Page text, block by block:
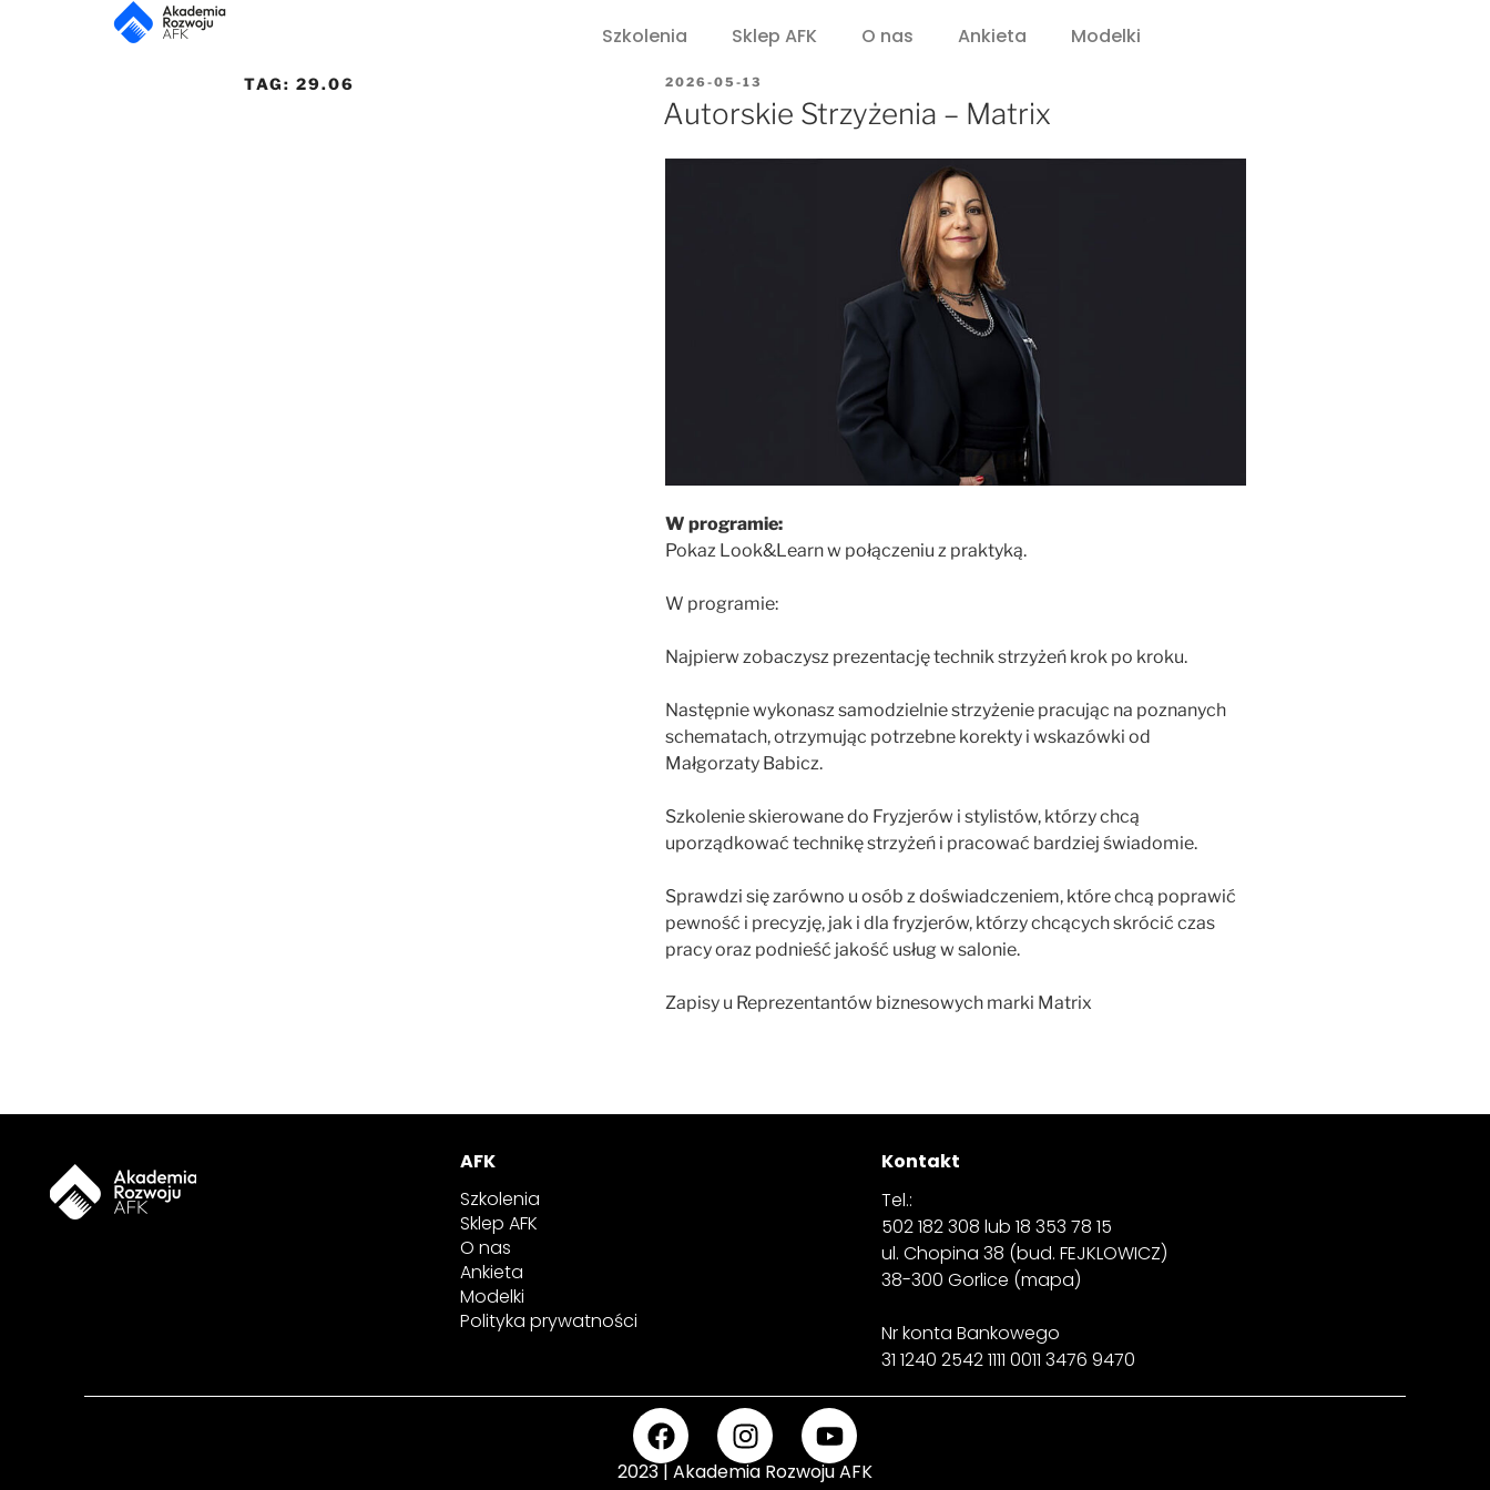
Szkolenia Sklep AFK O nas Ankieta Modelki
TAG: 29.06 2026-05-13
Autorskie Strzyżenia – Matrix
W programie:
Pokaz Look&Learn w połączeniu z praktyką.
W programie:
Najpierw zobaczysz prezentację technik strzyżeń krok po kroku.
Następnie wykonasz samodzielnie strzyżenie pracując na poznanych
schematach, otrzymując potrzebne korekty i wskazówki od
Małgorzaty Babicz.
Szkolenie skierowane do Fryzjerów i stylistów, którzy chcą
uporządkować technikę strzyżeń i pracować bardziej świadomie.
Sprawdzi się zarówno u osób z doświadczeniem, które chcą poprawić
pewność i precyzję, jak i dla fryzjerów, którzy chcących skrócić czas
pracy oraz podnieść jakość usług w salonie.
Zapisy u Reprezentantów biznesowych marki Matrix
AFK
Szkolenia
Sklep AFK
O nas
Ankieta
Modelki
Polityka prywatności
Kontakt
Tel.:
502 182 308 lub 18 353 78 15 ‍
ul. Chopina 38 (bud. FEJKLOWICZ)
38-300 Gorlice (mapa)
Nr konta Bankowego
31 1240 2542 1111 0011 3476 9470
2023 | Akademia Rozwoju AFK